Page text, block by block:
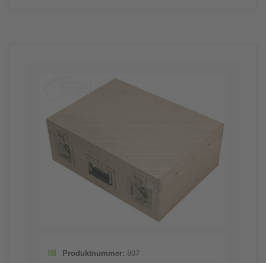
Produktnummer: 807